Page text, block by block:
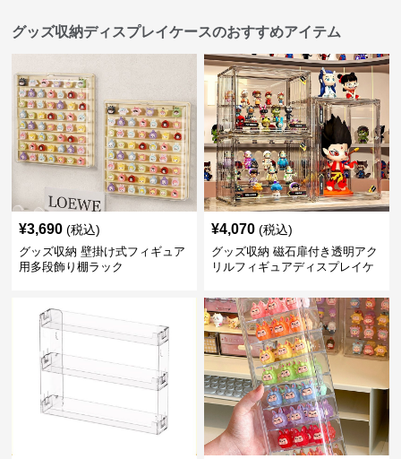
グッズ収納ディスプレイケースのおすすめアイテム
¥3,690 (税込)
グッズ収納 壁掛け式フィギュア
用多段飾り棚ラック
¥4,070 (税込)
グッズ収納 磁石扉付き透明アク
リルフィギュアディスプレイケ